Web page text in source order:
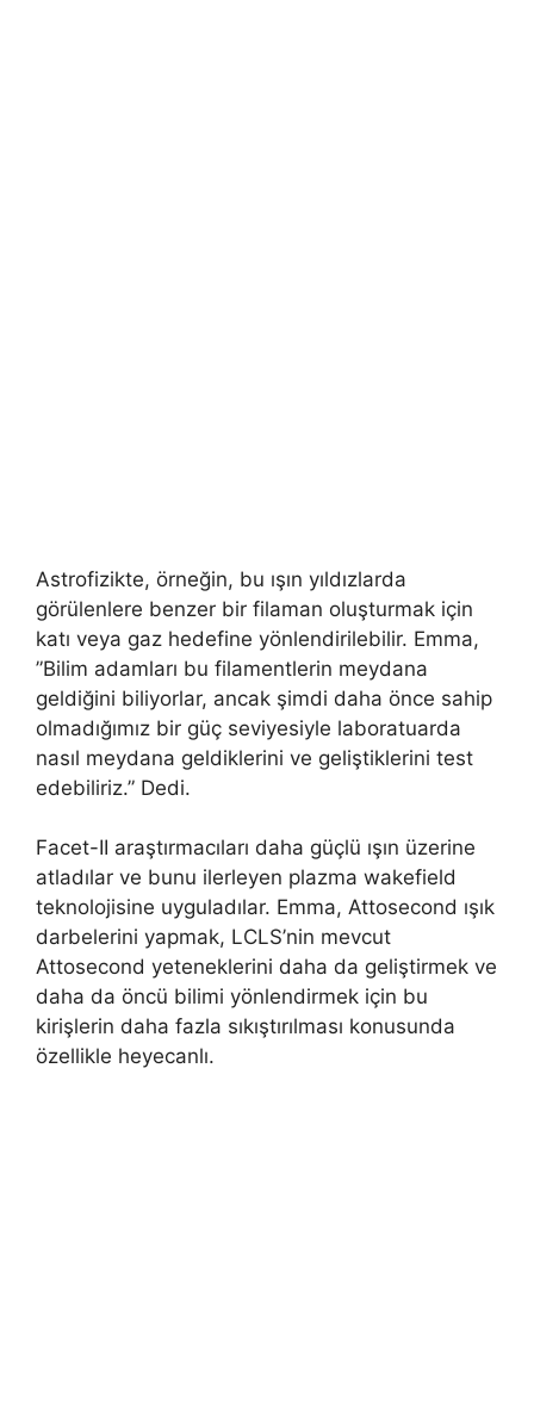
Astrofizikte, örneğin, bu ışın yıldızlarda
görülenlere benzer bir filaman oluşturmak için
katı veya gaz hedefine yönlendirilebilir. Emma, ​​
”Bilim adamları bu filamentlerin meydana
geldiğini biliyorlar, ancak şimdi daha önce sahip
olmadığımız bir güç seviyesiyle laboratuarda
nasıl meydana geldiklerini ve geliştiklerini test
edebiliriz.” Dedi.
Facet-II araştırmacıları daha güçlü ışın üzerine
atladılar ve bunu ilerleyen plazma wakefield
teknolojisine uyguladılar. Emma, ​​Attosecond ışık
darbelerini yapmak, LCLS’nin mevcut
Attosecond yeteneklerini daha da geliştirmek ve
daha da öncü bilimi yönlendirmek için bu
kirişlerin daha fazla sıkıştırılması konusunda
özellikle heyecanlı.